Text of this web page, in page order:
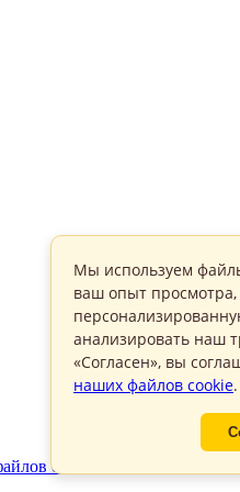
cookie
Мы используем
ваш опыт просмотра,
анализировать наш
«Согласен», вы
наших файлов cookie.